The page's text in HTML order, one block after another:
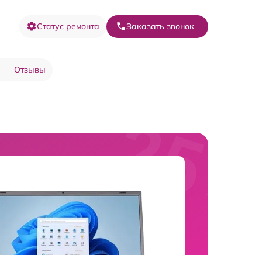
Статус ремонта Заказать звонок
Отзывы